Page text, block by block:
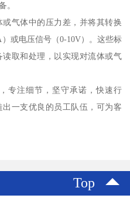
。
气体中的压力差，并将其转换
或电压信号（0-10V）。这些标
取和处理，以实现对流体或气
专注细节，坚守承诺，快速行
一支优良的员工队伍，可为客
Top